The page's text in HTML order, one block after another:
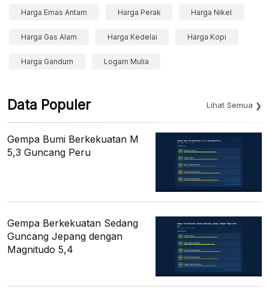
Harga Emas Antam Harga Perak Harga Nikel
Harga Gas Alam Harga Kedelai Harga Kopi
Harga Gandum Logam Mulia
Data Populer Lihat Semua
Gempa Bumi Berkekuatan M
5,3 Guncang Peru
Gempa Berkekuatan Sedang
Guncang Jepang dengan
Magnitudo 5,4